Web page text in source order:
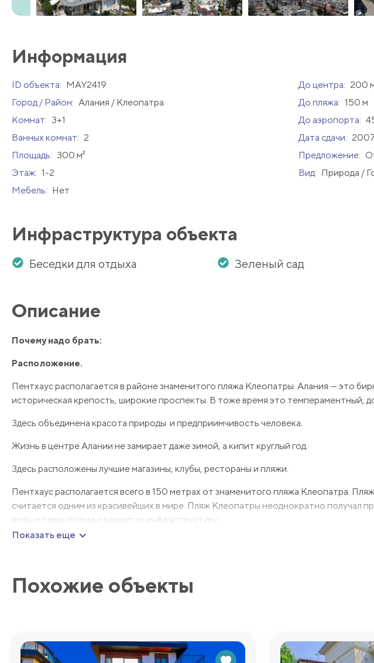
Информация
ID объекта: MAY2419 До центра: 200
Город / Район: Алания / Клеопатра До пляжа: 150 м
Комнат: 3+1 До аэропорта:
Ванных комнат: 2 Дата сдачи: 2007
Площадь: 300 м² Предложение:
Этаж: 1-2 Вид: Природа /
Мебель: Нет
Инфраструктура объекта
Беседки для отдыха Зеленый сад
Описание
Почему надо брать:
Расположение.
Пентхаус располагается в районе знаменитого пляжа Клеопатры. Алания — это
историческая крепость, широкие проспекты. В тоже время это темпераментный,
Здесь объединена красота природы и предприимчивость человека.
Жизнь в центре Алании не замирает даже зимой, а кипит круглый год.
Здесь расположены лучшие магазины, клубы, рестораны и пляжи.
Пентхаус располагается всего в 150 метрах от знаменитого пляжа Клеопатра.
считается одним из красивейших в мире. Пляж Клеопатры неоднократно получал
воды и территории и развитую инфраструктуру.
До центра Алании – 200 метров.
К услугам проживающих представлен зеленый благоустроенный сад с беседками
пентхаусе 2 ванных комнаты.
Показать еще
Похожие объекты